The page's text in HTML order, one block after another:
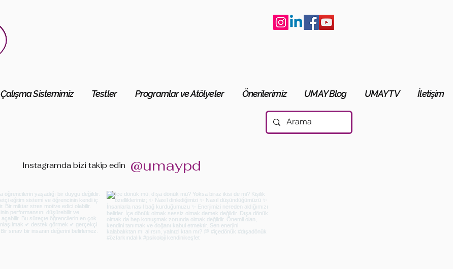
Çalışma Sistemimiz Testler Programlar ve Atölyeler Önerilerimiz UMAY Blog UMAY TV İletişim
Instagramda bizi takip edin @umaypd